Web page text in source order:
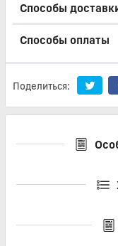
Способы
Способы оплаты
Поделиться: